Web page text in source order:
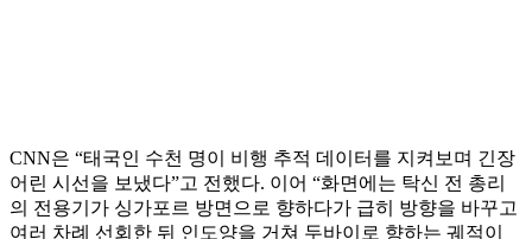
CNN은 “태국인 수천 명이 비행 추적 데이터를 지켜보며 긴장
어린 시선을 보냈다”고 전했다. 이어 “화면에는 탁신 전 총리
의 전용기가 싱가포르 방면으로 향하다가 급히 방향을 바꾸고
여러 차례 선회한 뒤 인도양을 거쳐 두바이로 향하는 궤적이